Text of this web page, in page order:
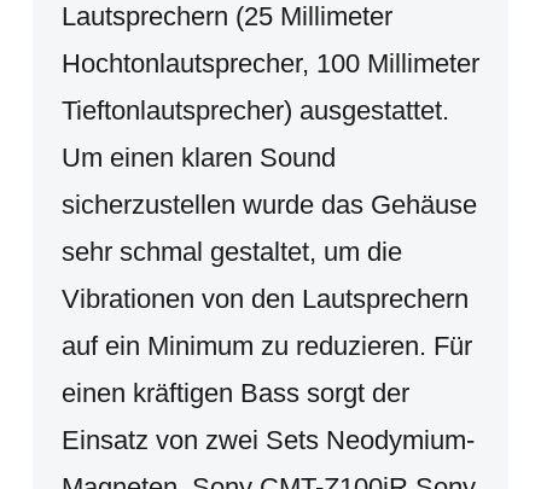
Lautsprechern (25 Millimeter
Hochtonlautsprecher, 100 Millimeter
Tieftonlautsprecher) ausgestattet.
Um einen klaren Sound
sicherzustellen wurde das Gehäuse
sehr schmal gestaltet, um die
Vibrationen von den Lautsprechern
auf ein Minimum zu reduzieren. Für
einen kräftigen Bass sorgt der
Einsatz von zwei Sets Neodymium-